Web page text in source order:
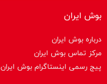
بوش ایران
درباره بوش ایران
مرکز تماس بوش ایران
پیج رسمی اینستاگرام بوش ایران